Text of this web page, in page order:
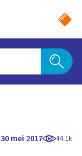
30 mei 2017 44.1k